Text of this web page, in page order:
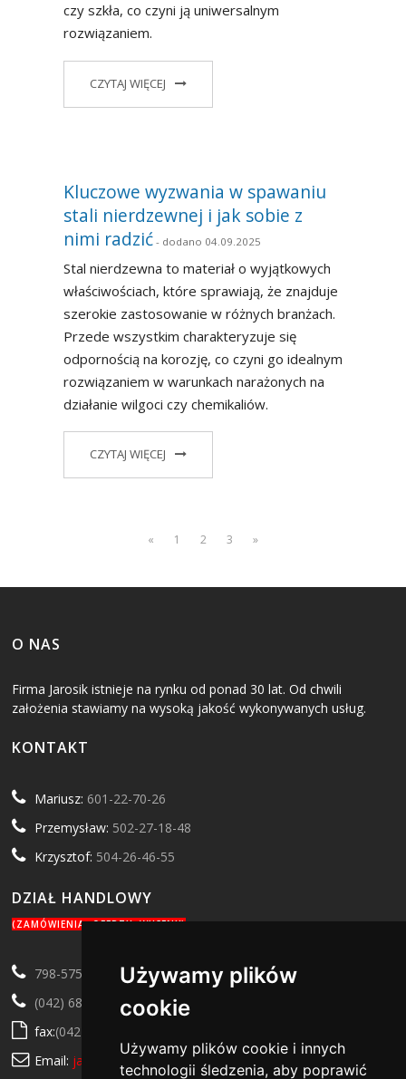
Używamy plików
cookie
Używamy plików cookie i innych
technologii śledzenia, aby poprawić
czy szkła, co czyni ją uniwersalnym
rozwiązaniem.
CZYTAJ WIĘCEJ
Kluczowe wyzwania w spawaniu
stali nierdzewnej i jak sobie z
nimi radzić - dodano 04.09.2025
Stal nierdzewna to materiał o wyjątkowych
właściwościach, które sprawiają, że znajduje
szerokie zastosowanie w różnych branżach.
Przede wszystkim charakteryzuje się
odpornością na korozję, co czyni go idealnym
rozwiązaniem w warunkach narażonych na
działanie wilgoci czy chemikaliów.
CZYTAJ WIĘCEJ
« 1 2 3 »
O NAS
Firma Jarosik istnieje na rynku od ponad 30 lat. Od chwili
założenia stawiamy na wysoką jakość wykonywanych usług.
KONTAKT
Mariusz: 601-22-70-26
Przemysław: 502-27-18-48
Krzysztof: 504-26-46-55
DZIAŁ HANDLOWY
(ZAMÓWIENIA, OFERTY, WYCENY)
798-575-279
(042) 684-72-76
fax:(042) 682-17-77
Email: jarosik@jarosik.net